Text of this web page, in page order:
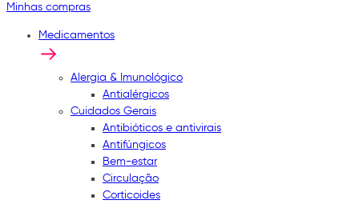
Minhas compras
Medicamentos
Alergia & Imunológico
Antialérgicos
Cuidados Gerais
Antibióticos e antivirais
Antifúngicos
Bem-estar
Circulação
Corticoides